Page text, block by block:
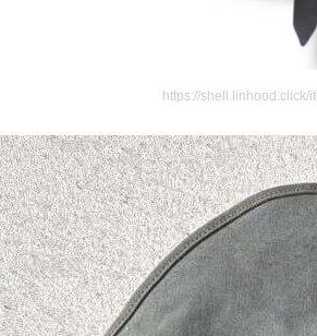
https://shell.linhood.click/